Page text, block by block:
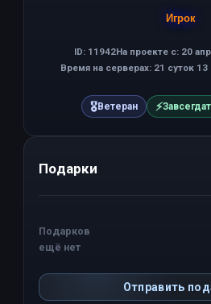
Игрок
ID: 11942На проекте с: 20
Время на серверах: 21 суток
🎖Ветеран ⚡
Подарки
Подарков
ещё нет
Отправить